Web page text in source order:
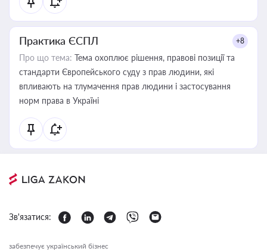
Практика ЄСПЛ +8
Про що тема: Тема охоплює рішення, правові позиції та
стандарти Європейського суду з прав людини, які
впливають на тлумачення прав людини і застосування
норм права в Україні
Зв'язатися:
забезпечує український бізнес